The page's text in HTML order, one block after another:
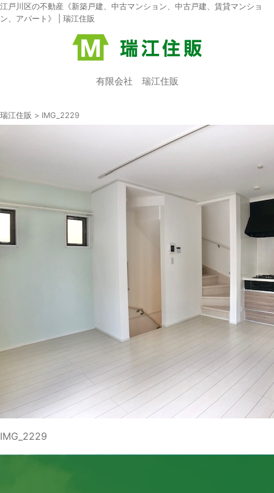
江戸川区の不動産《新築戸建、中古マンション、中古戸建、賃貸マンショ
ン、アパート》 | 瑞江住販
有限会社 瑞江住販
瑞江住販 > IMG_2229
IMG_2229